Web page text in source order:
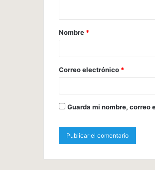
Nombre *
Correo electrónico *
Guarda mi nombre, correo